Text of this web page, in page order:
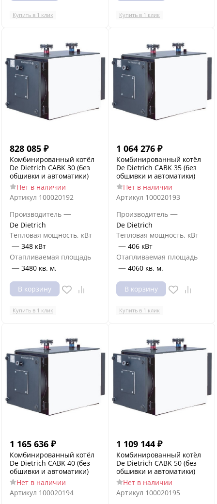
Купить в 1 клик Купить в 1 клик
828 085 ₽
Комбинированный котёл
De Dietrich CABK 30 (без
обшивки и автоматики)
Нет в наличии
Артикул 100020192
Производитель —
De Dietrich
Тепловая мощность, кВт
— 348 кВт
Отапливаемая площадь
— 3480 кв. м.
В корзину
Купить в 1 клик
1 064 276 ₽
Комбинированный котёл
De Dietrich CABK 35 (без
обшивки и автоматики)
Нет в наличии
Артикул 100020193
Производитель —
De Dietrich
Тепловая мощность, кВт
— 406 кВт
Отапливаемая площадь
— 4060 кв. м.
В корзину
Купить в 1 клик
1 165 636 ₽
Комбинированный котёл
De Dietrich CABK 40 (без
обшивки и автоматики)
Нет в наличии
Артикул 100020194
1 109 144 ₽
Комбинированный котёл
De Dietrich CABK 50 (без
обшивки и автоматики)
Нет в наличии
Артикул 100020195